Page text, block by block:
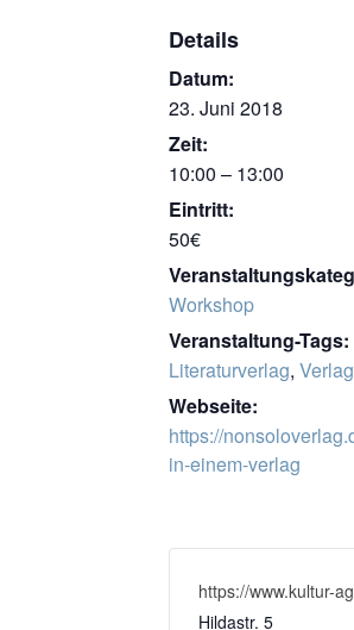
Details
Datum:
23. Juni 2018
Zeit:
10:00 – 13:00
Eintritt:
50€
Work­shop
Veranstaltung-Tags:
Lite­ra­tur­ver­lag, Ver­lag
Webseite:
https://
in-einem-verlag
https://www.kultur-
Hil­da­str. 5